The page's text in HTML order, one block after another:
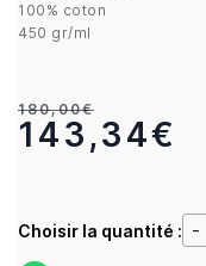
100% coton
450 gr/ml
143,34€
180,00€
Choisir la quantité :